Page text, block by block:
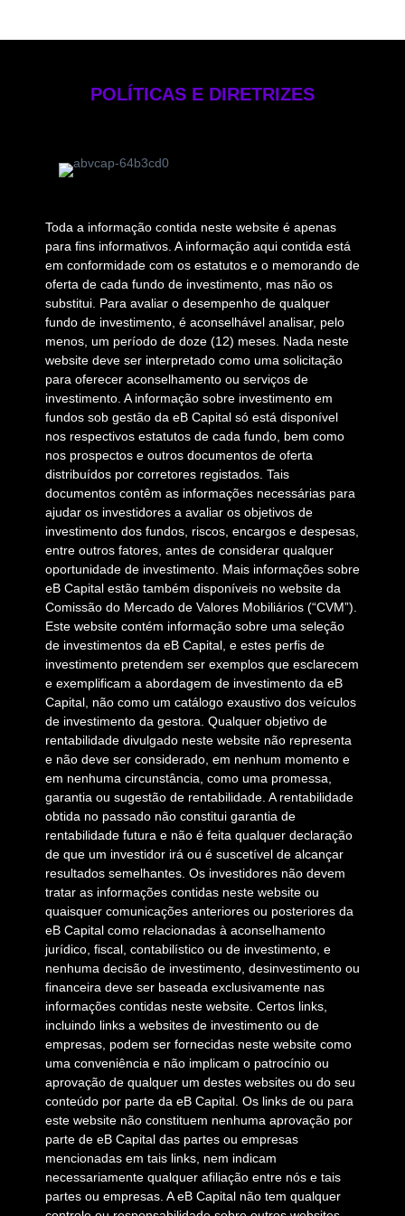
POLÍTICAS E DIRETRIZES
Toda a informação contida neste website é apenas
para fins informativos. A informação aqui contida está
em conformidade com os estatutos e o memorando de
oferta de cada fundo de investimento, mas não os
substitui. Para avaliar o desempenho de qualquer
fundo de investimento, é aconselhável analisar, pelo
menos, um período de doze (12) meses. Nada neste
website deve ser interpretado como uma solicitação
para oferecer aconselhamento ou serviços de
investimento. A informação sobre investimento em
fundos sob gestão da eB Capital só está disponível
nos respectivos estatutos de cada fundo, bem como
nos prospectos e outros documentos de oferta
distribuídos por corretores registados. Tais
documentos contêm as informações necessárias para
ajudar os investidores a avaliar os objetivos de
investimento dos fundos, riscos, encargos e despesas,
entre outros fatores, antes de considerar qualquer
oportunidade de investimento. Mais informações sobre
eB Capital estão também disponíveis no website da
Comissão do Mercado de Valores Mobiliários (“CVM”).
Este website contém informação sobre uma seleção
de investimentos da eB Capital, e estes perfis de
investimento pretendem ser exemplos que esclarecem
e exemplificam a abordagem de investimento da eB
Capital, não como um catálogo exaustivo dos veículos
de investimento da gestora. Qualquer objetivo de
rentabilidade divulgado neste website não representa
e não deve ser considerado, em nenhum momento e
em nenhuma circunstância, como uma promessa,
garantia ou sugestão de rentabilidade. A rentabilidade
obtida no passado não constitui garantia de
rentabilidade futura e não é feita qualquer declaração
de que um investidor irá ou é suscetível de alcançar
resultados semelhantes. Os investidores não devem
tratar as informações contidas neste website ou
quaisquer comunicações anteriores ou posteriores da
eB Capital como relacionadas à aconselhamento
jurídico, fiscal, contabilístico ou de investimento, e
nenhuma decisão de investimento, desinvestimento ou
financeira deve ser baseada exclusivamente nas
informações contidas neste website. Certos links,
incluindo links a websites de investimento ou de
empresas, podem ser fornecidas neste website como
uma conveniência e não implicam o patrocínio ou
aprovação de qualquer um destes websites ou do seu
conteúdo por parte da eB Capital. Os links de ou para
este website não constituem nenhuma aprovação por
parte de eB Capital das partes ou empresas
mencionadas em tais links, nem indicam
necessariamente qualquer afiliação entre nós e tais
partes ou empresas. A eB Capital não tem qualquer